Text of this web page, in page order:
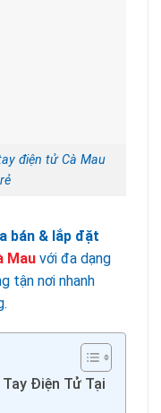
điện tử Cà Mau
bán & lắp đặt
Mau với đa dạng
tận nơi nhanh
Tay Điện Tử Tại